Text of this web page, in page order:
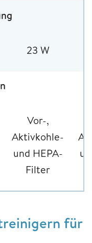
23 W
Vor-,
Aktivkohle-
und HEPA-
Filter
für